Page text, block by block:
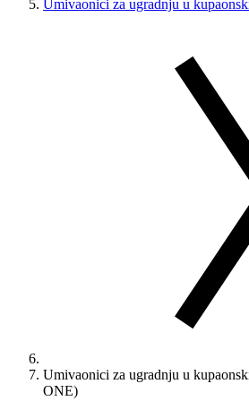
Umivaonici za ugradnju u
Umivaonici za ugradnju u
ONE)